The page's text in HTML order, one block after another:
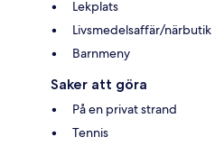
Lekplats
Livsmedelsaffär/närbutik
Barnmeny
Saker att göra
På en privat strand
Tennis